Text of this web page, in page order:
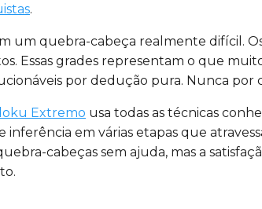
.
um quebra-cabeça realmente difícil.
Essas grades representam o que
por dedução pura. Nunca por
Extremo usa todas as técnicas
em várias etapas que
cabeças sem ajuda, mas a